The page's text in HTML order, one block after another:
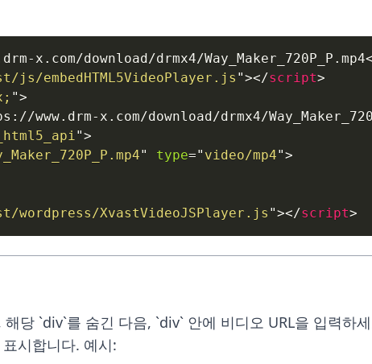
x.com/download/drmx4/Way_Maker_720P_P.mp4
embedHTML5VideoPlayer.js "></script>
; ">
www.drm-x.com/download/drmx4/
">
" type=" video/mp4">
wordpress/XvastVideoJSPlayer.js "></script>
당 `div`를 숨긴 다음, `div` 안에 비디오 URL을 입력하
시합니다. 예시: